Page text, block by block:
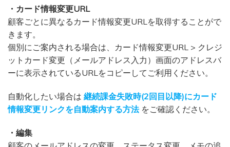
・カード情報変更URL
顧客ごとに異なるカード情報変更URLを取得することがで
きます。
個別にご案内される場合は、カード情報変更URL > クレジ
ットカード変更（メールアドレス入力）画面のアドレスバ
ーに表示されているURLをコピーしてご利用ください。
自動化したい場合は 継続課金失敗時(2回目以降)にカード
情報変更リンクを自動案内する方法をご確認ください。
・編集